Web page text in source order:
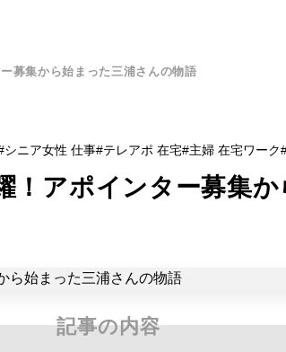
募集から始まった三浦さんの物語
シニア女性 仕事 テレアポ 在宅 主婦 在宅ワーク
！アポインター募集
記事の内容